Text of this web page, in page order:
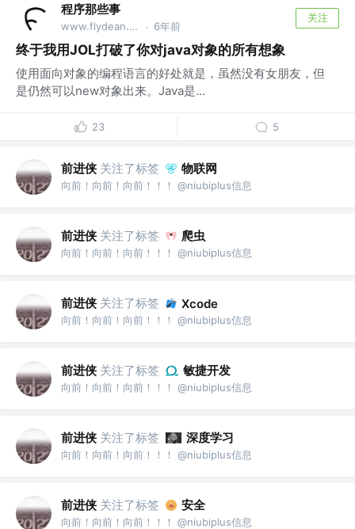
程序那些事
www.flydean.com：懂程序更懂你！ @清华大学 · 6年前
关注
终于我用JOL打破了你对java对象的所有想象
使用面向对象的编程语言的好处就是，虽然没有女朋友，但
是仍然可以new对象出来。Java是...
23 5
前进侠 关注了标签 物联网
向前！向前！向前！！！ @niubiplus信息
前进侠 关注了标签 爬虫
向前！向前！向前！！！ @niubiplus信息
前进侠 关注了标签 Xcode
向前！向前！向前！！！ @niubiplus信息
前进侠 关注了标签 敏捷开发
向前！向前！向前！！！ @niubiplus信息
前进侠 关注了标签 深度学习
向前！向前！向前！！！ @niubiplus信息
前进侠 关注了标签 安全
向前！向前！向前！！！ @niubiplus信息